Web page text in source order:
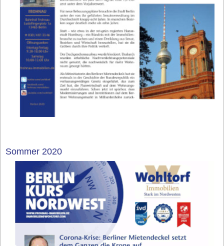
Sommer 2020